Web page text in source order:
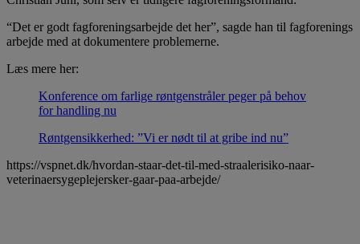
“Det er godt fagforeningsarbejde det her”, sagde han til fagforenings
arbejde med at dokumentere problemerne.
Læs mere her:
Konference om farlige røntgenstråler peger på behov
for handling nu
Røntgensikkerhed: ”Vi er nødt til at gribe ind nu”
https://vspnet.dk/hvordan-staar-det-til-med-straalerisiko-naar-
veterinaersygeplejersker-gaar-paa-arbejde/